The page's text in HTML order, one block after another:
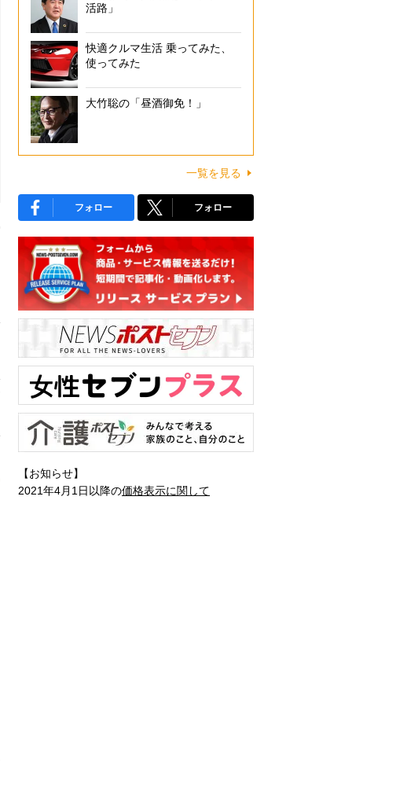
活路」
快適クルマ生活 乗ってみた、
使ってみた
大竹聡の「昼酒御免！」
一覧を見る
フォロー フォロー
【お知らせ】
2021年4月1日以降の価格表示に関して